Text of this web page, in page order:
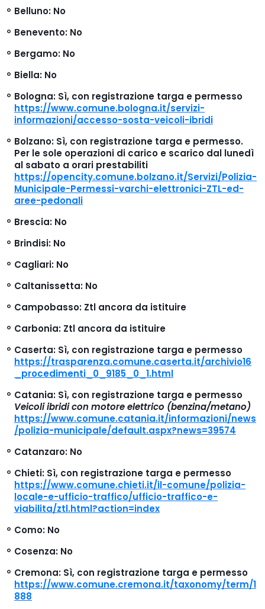
Belluno: No
Benevento: No
Bergamo: No
Biella: No
Bologna: Sì, con registrazione targa e permesso
https://www.comune.bologna.it/servizi-
informazioni/accesso-sosta-veicoli-ibridi
Bolzano: Sì, con registrazione targa e permesso.
Per le sole operazioni di carico e scarico dal lunedì
al sabato a orari prestabiliti
https://opencity.comune.bolzano.it/Servizi/Polizia-
Municipale-Permessi-varchi-elettronici-ZTL-ed-
aree-pedonali
Brescia: No
Brindisi: No
Cagliari: No
Caltanissetta: No
Campobasso: Ztl ancora da istituire
Carbonia: Ztl ancora da istituire
Caserta: Sì, con registrazione targa e permesso
https://trasparenza.comune.caserta.it/archivio16
_procedimenti_0_9185_0_1.html
Catania: Sì, con registrazione targa e permesso
Veicoli ibridi con motore elettrico (benzina/metano)
https://www.comune.catania.it/informazioni/news
/polizia-municipale/default.aspx?news=39574
Catanzaro: No
Chieti: Sì, con registrazione targa e permesso
https://www.comune.chieti.it/il-comune/polizia-
locale-e-ufficio-traffico/ufficio-traffico-e-
viabilita/ztl.html?action=index
Como: No
Cosenza: No
Cremona: Sì, con registrazione targa e permesso
https://www.comune.cremona.it/taxonomy/term/1
888